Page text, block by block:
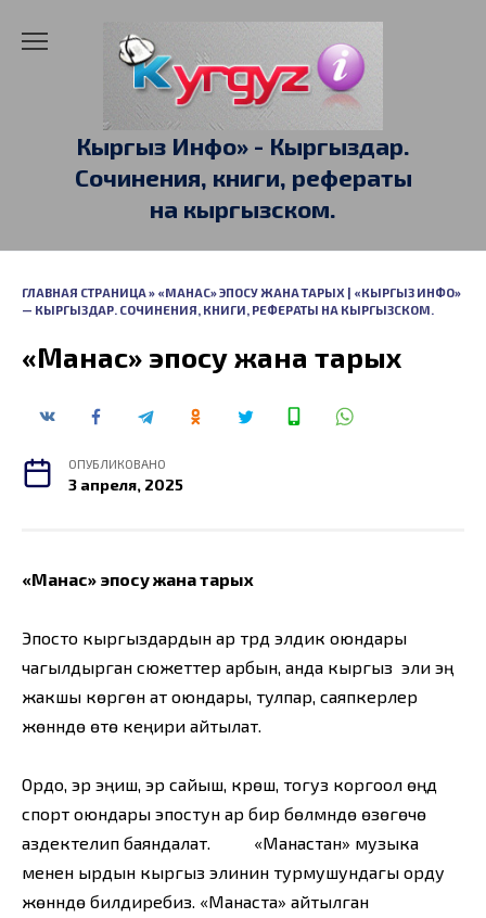
Кыргыз Инфо» - Кыргыздар.
Сочинения, книги, рефераты
на кыргызском.
ГЛАВНАЯ СТРАНИЦА» «МАНАС» ЭПОСУ ЖАНА ТАРЫХ | «КЫРГЫЗ ИНФО»
— КЫРГЫЗДАР. СОЧИНЕНИЯ, КНИГИ, РЕФЕРАТЫ НА КЫРГЫЗСКОМ.
«Манас» эпосу жана тарых
ОПУБЛИКОВАНО
3 апреля, 2025
«Манас» эпосу жана тарых
Эпосто кыргыздардын ар түрдүү элдик оюндары
чагылдырган сюжеттер арбын, анда кыргыз эли эң
жакшы көргөн ат оюндары, тулпар, саяпкерлер
жөнүндө өтө кеңири айтылат.
Ордо, эр эңиш, эр сайыш, күрөш, тогуз коргоол өңдүү
спорт оюндары эпостун ар бир бөлүмүндө өзөгөчө
аздектелип баяндалат. «Манастан» музыка
менен ырдын кыргыз элинин турмушундагы орду
жөнүндө билдиребиз. «Манаста» айтылган